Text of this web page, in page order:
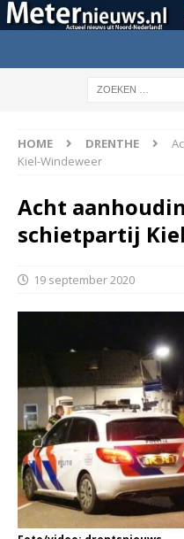
HOME DRENTHE
Kiel-Windeweer
Acht
schietpartij
19 september 2020